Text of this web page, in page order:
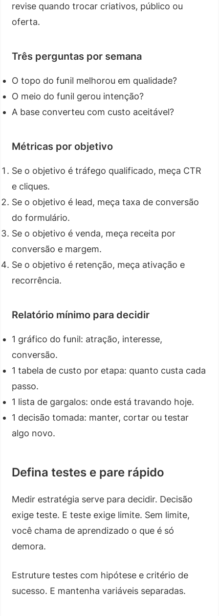
revise quando trocar criativos, público ou
oferta.
Três perguntas por semana
O topo do funil melhorou em qualidade?
O meio do funil gerou intenção?
A base converteu com custo aceitável?
Métricas por objetivo
Se o objetivo é tráfego qualificado, meça CTR
e cliques.
Se o objetivo é lead, meça taxa de conversão
do formulário.
Se o objetivo é venda, meça receita por
conversão e margem.
Se o objetivo é retenção, meça ativação e
recorrência.
Relatório mínimo para decidir
1 gráfico do funil: atração, interesse,
conversão.
1 tabela de custo por etapa: quanto custa cada
passo.
1 lista de gargalos: onde está travando hoje.
1 decisão tomada: manter, cortar ou testar
algo novo.
Defina testes e pare rápido
Medir estratégia serve para decidir. Decisão
exige teste. E teste exige limite. Sem limite,
você chama de aprendizado o que é só
demora.
Estruture testes com hipótese e critério de
sucesso. E mantenha variáveis separadas.